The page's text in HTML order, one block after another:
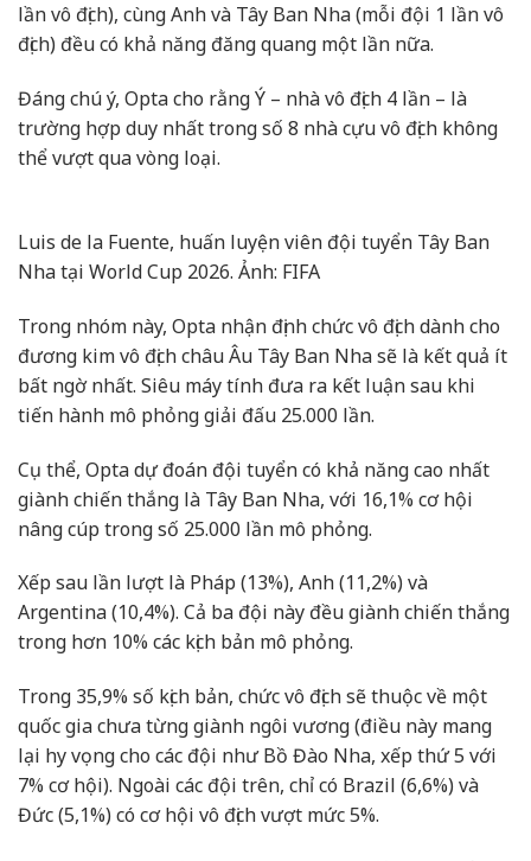
lần vô địch), cùng Anh và Tây Ban Nha (mỗi đội 1 lần vô
địch) đều có khả năng đăng quang một lần nữa.
Đáng chú ý, Opta cho rằng Ý – nhà vô địch 4 lần – là
trường hợp duy nhất trong số 8 nhà cựu vô địch không
thể vượt qua vòng loại.
Luis de la Fuente, huấn luyện viên đội tuyển Tây Ban
Nha tại World Cup 2026. Ảnh: FIFA
Trong nhóm này, Opta nhận định chức vô địch dành cho
đương kim vô địch châu Âu Tây Ban Nha sẽ là kết quả ít
bất ngờ nhất. Siêu máy tính đưa ra kết luận sau khi
tiến hành mô phỏng giải đấu 25.000 lần.
Cụ thể, Opta dự đoán đội tuyển có khả năng cao nhất
giành chiến thắng là Tây Ban Nha, với 16,1% cơ hội
nâng cúp trong số 25.000 lần mô phỏng.
Xếp sau lần lượt là Pháp (13%), Anh (11,2%) và
Argentina (10,4%). Cả ba đội này đều giành chiến thắng
trong hơn 10% các kịch bản mô phỏng.
Trong 35,9% số kịch bản, chức vô địch sẽ thuộc về một
quốc gia chưa từng giành ngôi vương (điều này mang
lại hy vọng cho các đội như Bồ Đào Nha, xếp thứ 5 với
7% cơ hội). Ngoài các đội trên, chỉ có Brazil (6,6%) và
Đức (5,1%) có cơ hội vô địch vượt mức 5%.